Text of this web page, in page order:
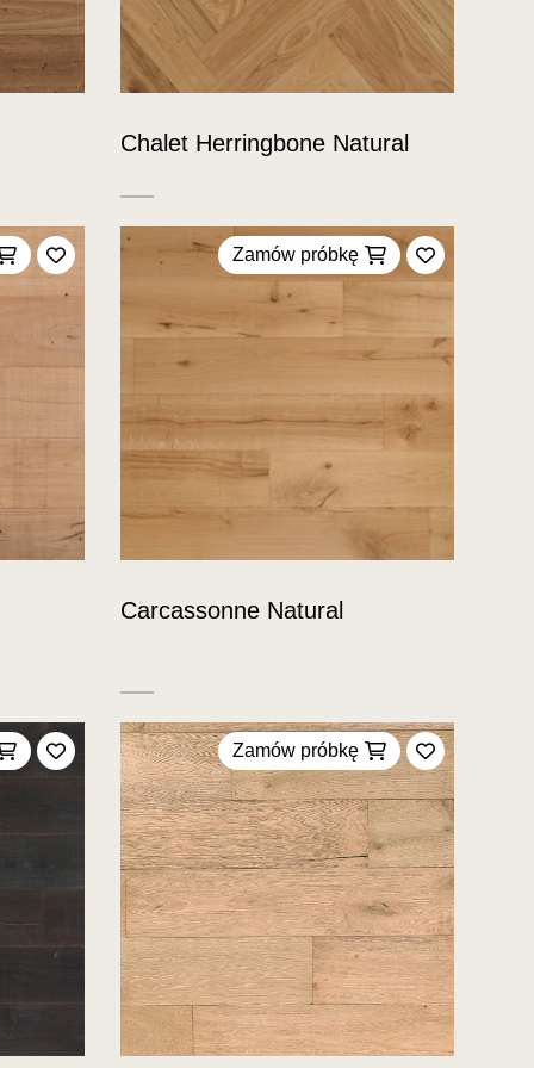
Chalet Herringbone Natural
Dodaj do ulubionych
Zamów próbkę
Dodaj do
Carcassonne Natural
Dodaj do ulubionych
Zamów próbkę
Dodaj do